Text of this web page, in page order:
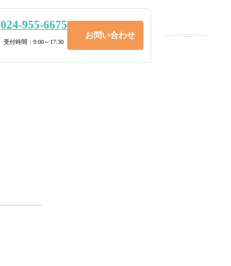
024-955-6675
受付時間：9:00～17:30
お問い合わせ メニュー